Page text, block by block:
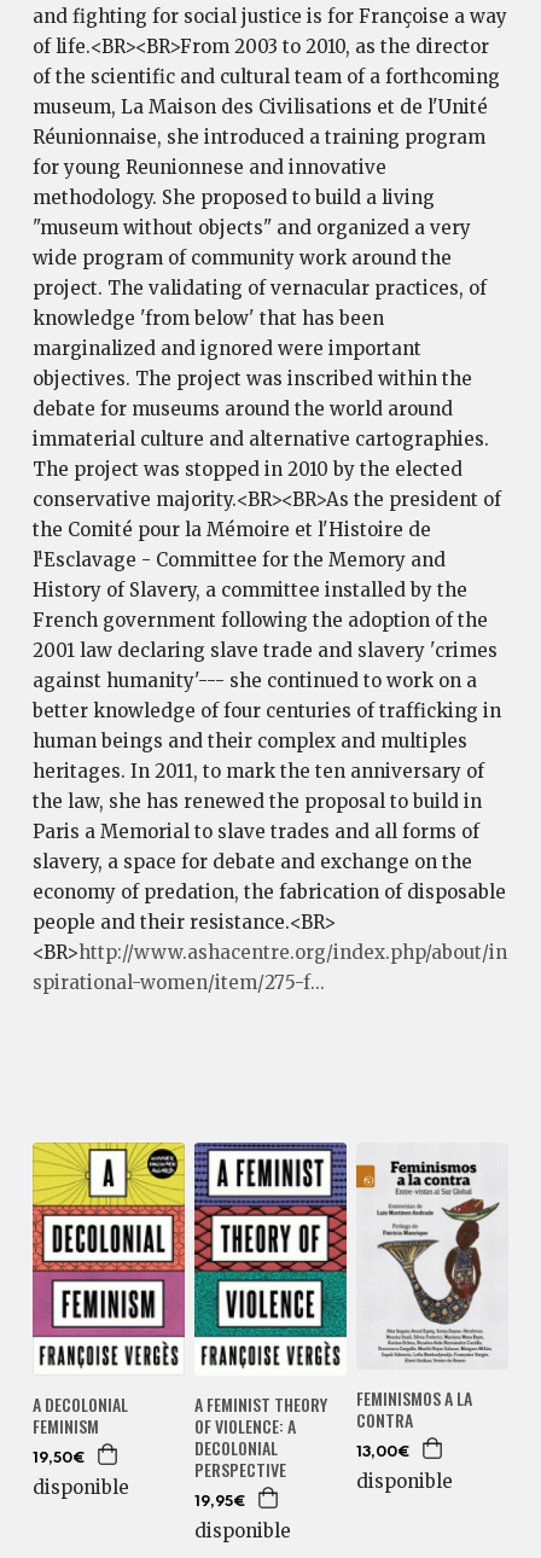
and fighting for social justice is for Françoise a way
of life.<BR><BR>From 2003 to 2010, as the director
of the scientific and cultural team of a forthcoming
museum, La Maison des Civilisations et de l'Unité
Réunionnaise, she introduced a training program
for young Reunionnese and innovative
methodology. She proposed to build a living
"museum without objects" and organized a very
wide program of community work around the
project. The validating of vernacular practices, of
knowledge 'from below' that has been
marginalized and ignored were important
objectives. The project was inscribed within the
debate for museums around the world around
immaterial culture and alternative cartographies.
The project was stopped in 2010 by the elected
conservative majority.<BR><BR>As the president of
the Comité pour la Mémoire et l'Histoire de
l¹Esclavage - Committee for the Memory and
History of Slavery, a committee installed by the
French government following the adoption of the
2001 law declaring slave trade and slavery 'crimes
against humanity'--- she continued to work on a
better knowledge of four centuries of trafficking in
human beings and their complex and multiples
heritages. In 2011, to mark the ten anniversary of
the law, she has renewed the proposal to build in
Paris a Memorial to slave trades and all forms of
slavery, a space for debate and exchange on the
economy of predation, the fabrication of disposable
people and their resistance.<BR>
<BR>http://www.ashacentre.org/index.php/about/in
spirational-women/item/275-f...
A DECOLONIAL
FEMINISM
19,50€
disponible
A FEMINIST THEORY
OF VIOLENCE: A
DECOLONIAL
PERSPECTIVE
19,95€
disponible
FEMINISMOS A LA
CONTRA
13,00€
disponible